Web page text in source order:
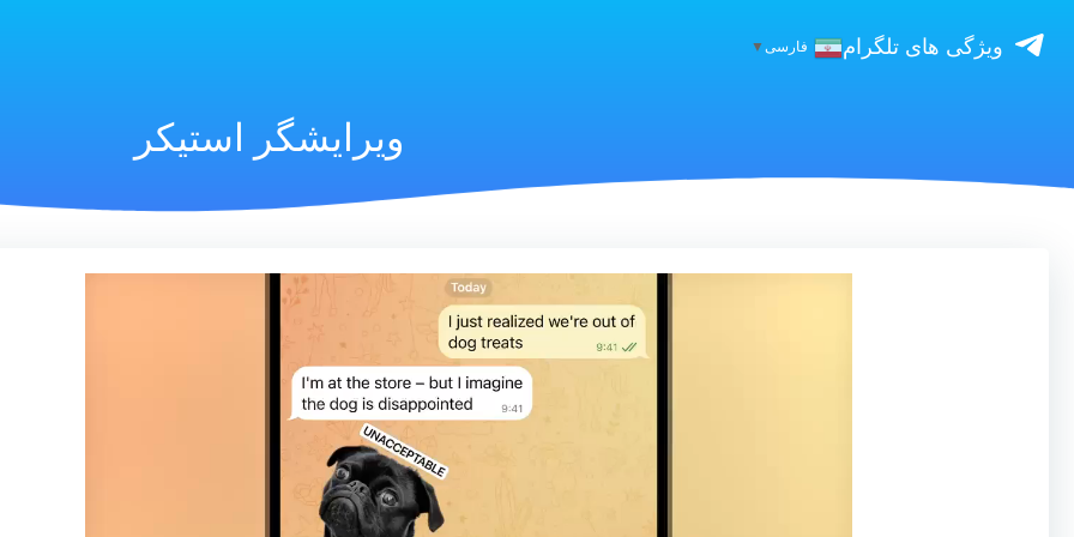
ویژگی های تلگرام فارسی▼
ویرایشگر استیکر